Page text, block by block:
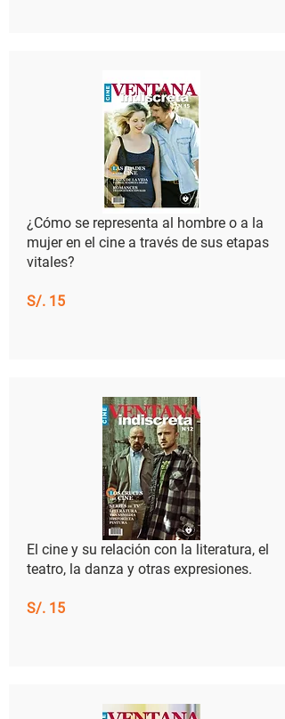
¿Cómo se representa al hombre o a la
mujer en el cine a través de sus etapas
vitales?
S/. 15
El cine y su relación con la literatura, el
teatro, la danza y otras expresiones.
S/. 15